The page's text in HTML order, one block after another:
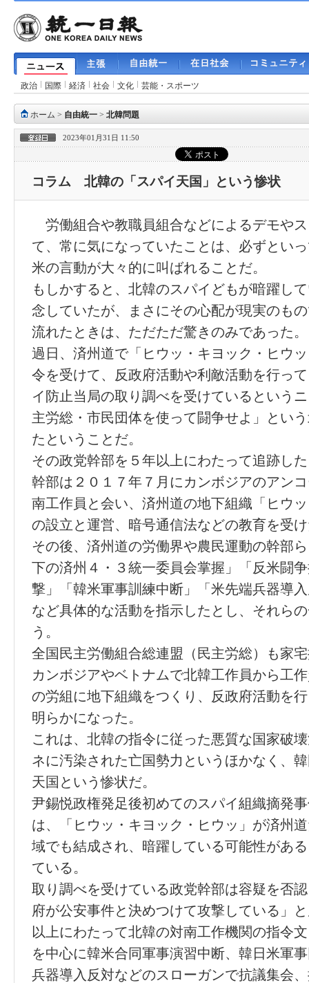
政治 国際 経済 社会 文化 芸能・スポーツ
ホーム > 自由統一 > 北韓問題
2023年01月31日 11:50
コラム 北韓の「スパイ天国」という惨状
労働組合や教職員組合などによるデモや
て、常に気になっていたことは、必ずとい
米の言動が大々的に叫ばれることだ。
もしかすると、北韓のスパイどもが暗躍し
念していたが、まさにその心配が現実のも
流れたときは、ただただ驚きのみであった。
過日、済州道で「ヒウッ・キヨック・ヒウ
令を受けて、反政府活動や利敵活動を行っ
イ防止当局の取り調べを受けているという
主労総・市民団体を使って闘争せよ」とい
たということだ。
その政党幹部を５年以上にわたって追跡し
幹部は２０１７年７月にカンボジアのアン
南工作員と会い、済州道の地下組織「ヒウ
の設立と運営、暗号通信法などの教育を受
その後、済州道の労働界や農民運動の幹部
下の済州４・３統一委員会掌握」「反米闘
撃」「韓米軍事訓練中断」「米先端兵器導
など具体的な活動を指示したとし、それら
う。
全国民主労働組合総連盟（民主労総）も家
カンボジアやベトナムで北韓工作員から工
の労組に地下組織をつくり、反政府活動を
明らかになった。
これは、北韓の指令に従った悪質な国家破
ネに汚染された亡国勢力というほかなく、
天国という惨状だ。
尹錫悦政権発足後初めてのスパイ組織摘発
は、「ヒウッ・キヨック・ヒウッ」が済州
域でも結成され、暗躍している可能性があ
ている。
取り調べを受けている政党幹部は容疑を否
府が公安事件と決めつけて攻撃している」
以上にわたって北韓の対南工作機関の指令
を中心に韓米合同軍事演習中断、韓日米軍
兵器導入反対などのスローガンで抗議集会